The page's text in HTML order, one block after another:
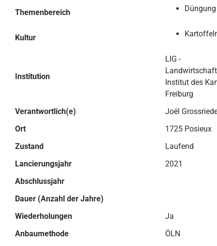
Themenbereich Düngung
Kultur
Institution
LIG -
Institut des
Freiburg
Verantwortlich(e)
Joël
Ort
1725 Posieux
Zustand
Laufend
Lancierungsjahr
2021
Abschlussjahr
Dauer (Anzahl der Jahre)
Wiederholungen
Ja
Anbaumethode
ÖLN